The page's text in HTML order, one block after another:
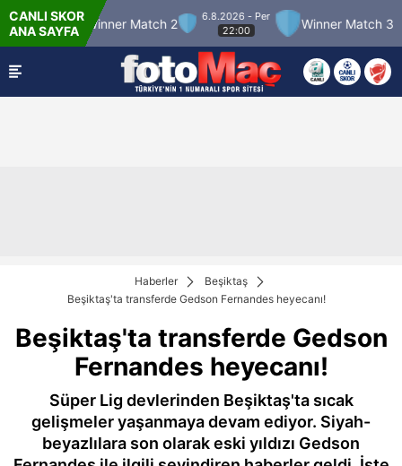
CANLI SKOR
ANA SAYFA
12 Winner Match 2
6.8.2026 - Per
22:00
Winner Match 3
Haberler
Beşiktaş
Beşiktaş'ta transferde Gedson Fernandes heyecanı!
Beşiktaş'ta transferde Gedson
Fernandes heyecanı!
Süper Lig devlerinden Beşiktaş'ta sıcak
gelişmeler yaşanmaya devam ediyor. Siyah-
beyazlılara son olarak eski yıldızı Gedson